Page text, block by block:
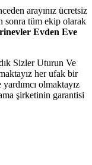
arayınız ücretsiz
sonra tüm ekip olarak
Evden Eve
Sizler Uturun Ve
her ufak bir
olmaktayız
şirketinin garantisi